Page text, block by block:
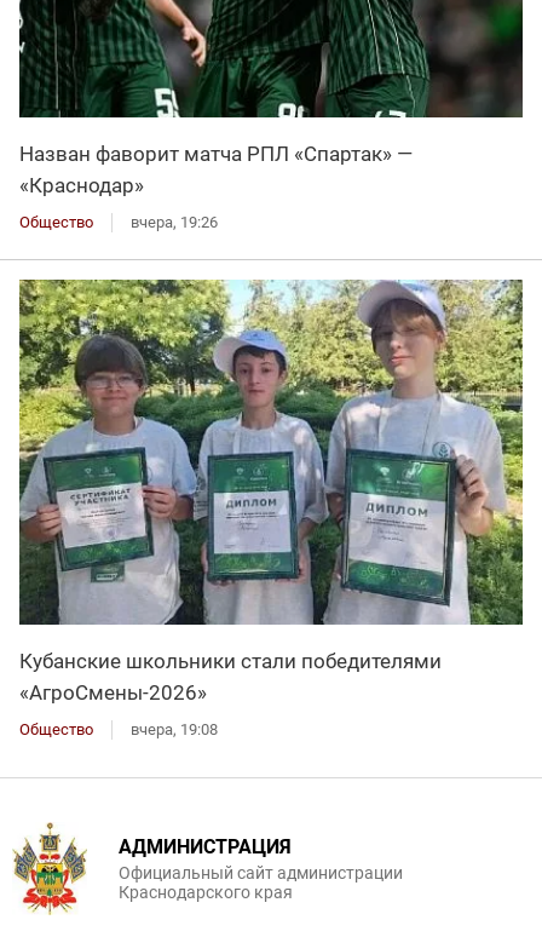
Назван фаворит матча РПЛ «Спартак» —
«Краснодар»
Общество вчера, 19:26
Кубанские школьники стали победителями
«АгроСмены-2026»
Общество вчера, 19:08
АДМИНИСТРАЦИЯ
Официальный сайт администрации
Краснодарского края